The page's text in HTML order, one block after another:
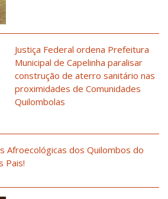
Justiça Federal ordena Prefeitura
Municipal de Capelinha paralisar
construção de aterro sanitário nas
proximidades de Comunidades
Quilombolas
Afroecológicas dos Quilombos do
Pais!